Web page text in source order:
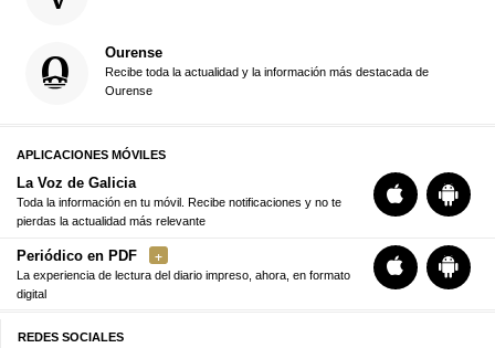
Ourense
Recibe toda la actualidad y la información más destacada de
Ourense
APLICACIONES MÓVILES
La Voz de Galicia
Toda la información en tu móvil. Recibe notificaciones y no te
pierdas la actualidad más relevante
Periódico en PDF
La experiencia de lectura del diario impreso, ahora, en formato
digital
REDES SOCIALES